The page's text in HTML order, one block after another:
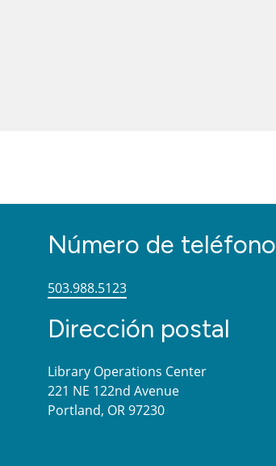
Número de teléfono
503.988.5123
Dirección postal
Library Operations Center
221 NE 122nd Avenue
Portland, OR 97230